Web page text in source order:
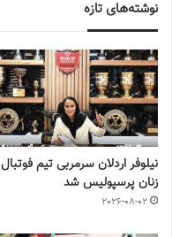
نوشته‌های تازه
نیلوفر اردلان سرمربی تیم فوتبال
زنان پرسپولیس شد
2026-08-02